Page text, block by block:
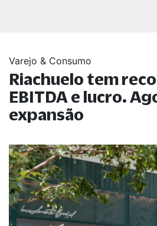
Varejo & Consumo
Riachuelo tem
EBITDA e lucro.
expansão